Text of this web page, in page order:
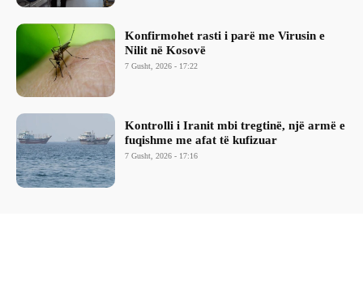
Konfirmohet rasti i parë me Virusin e
Nilit në Kosovë
7 Gusht, 2026 - 17:22
Kontrolli i Iranit mbi tregtinë, një armë e
fuqishme me afat të kufizuar
7 Gusht, 2026 - 17:16